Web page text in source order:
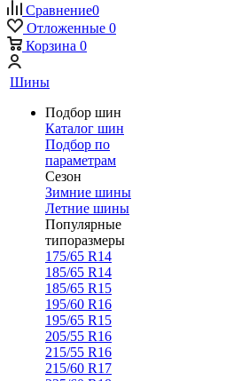
Сравнение0
Отложенные 0
Корзина 0
Шины
Подбор шин
Каталог шин
Подбор по
параметрам
Сезон
Зимние шины
Летние шины
Популярные
типоразмеры
175/65 R14
185/65 R14
185/65 R15
195/60 R16
195/65 R15
205/55 R16
215/55 R16
215/60 R17